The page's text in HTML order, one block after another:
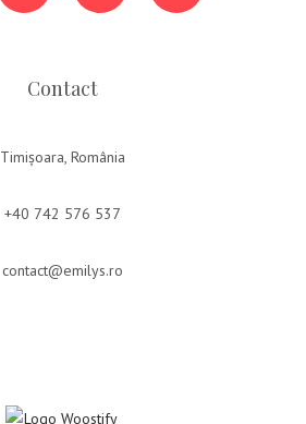
Contact
Timișoara, România
+40 742 576 537
contact@emilys.ro